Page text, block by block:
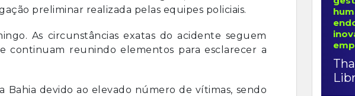
preliminar realizada pelas equipes policiais.
As circunstâncias exatas do acidente seguem
continuam reunindo elementos para esclarecer a
Bahia devido ao elevado número de vítimas, sendo